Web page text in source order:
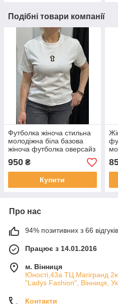
Подібні товари компанії
Футболка жіноча стильна
молодіжна біла базова
жіноча футболка оверсайз
950 ₴
Купити
Про нас
94% позитивних з 66
Працює з 14.01.2016
м. Вінниця
Юності,43а ТЦ Магігранд
"Ladys Fashion", Вінниця,
Контакти